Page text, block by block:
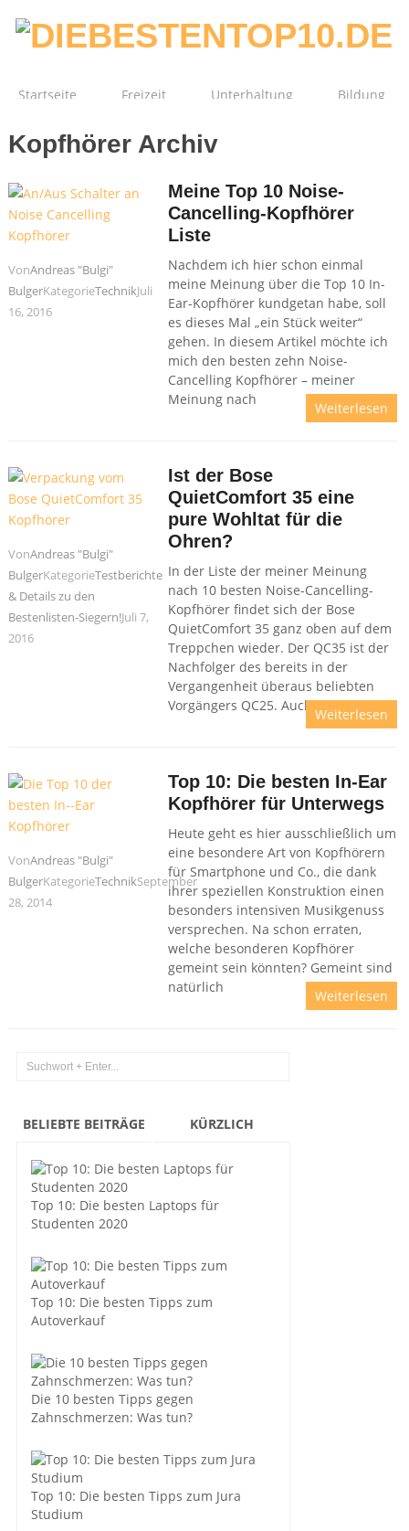
Startseite Freizeit Unterhaltung Bildung
Technik Film Gesundheit
Kopfhörer Archiv
VonAndreas "Bulgi"
BulgerKategorieTechnikJuli
16, 2016
Meine Top 10 Noise-
Cancelling-Kopfhörer
Liste
Nachdem ich hier schon einmal
meine Meinung über die Top 10 In-
Ear-Kopfhörer kundgetan habe, soll
es dieses Mal „ein Stück weiter“
gehen. In diesem Artikel möchte ich
mich den besten zehn Noise-
Cancelling Kopfhörer – meiner
Meinung nach
Weiterlesen
VonAndreas "Bulgi"
BulgerKategorieTestberichte
& Details zu den
Bestenlisten-Siegern!Juli 7,
2016
Ist der Bose
QuietComfort 35 eine
pure Wohltat für die
Ohren?
In der Liste der meiner Meinung
nach 10 besten Noise-Cancelling-
Kopfhörer findet sich der Bose
QuietComfort 35 ganz oben auf dem
Treppchen wieder. Der QC35 ist der
Nachfolger des bereits in der
Vergangenheit überaus beliebten
Vorgängers QC25. Auch
Weiterlesen
VonAndreas "Bulgi"
BulgerKategorieTechnikSeptember
28, 2014
Top 10: Die besten In-Ear
Kopfhörer für Unterwegs
Heute geht es hier ausschließlich um
eine besondere Art von Kopfhörern
für Smartphone und Co., die dank
ihrer speziellen Konstruktion einen
besonders intensiven Musikgenuss
versprechen. Na schon erraten,
welche besonderen Kopfhörer
gemeint sein könnten? Gemeint sind
natürlich
Weiterlesen
BELIEBTE BEITRÄGE KÜRZLICH
Top 10: Die besten Laptops für
Studenten 2020
Top 10: Die besten Tipps zum
Autoverkauf
Die 10 besten Tipps gegen
Zahnschmerzen: Was tun?
Top 10: Die besten Tipps zum Jura
Studium